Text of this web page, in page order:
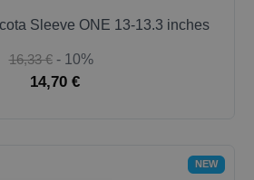
Sleeve ONE 13-13.3 inches
16,33 € - 10%
14,70 €
NEW